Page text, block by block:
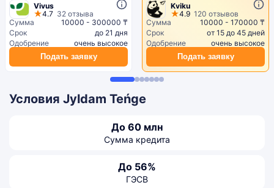
Vivus
4.7 32 отзыва
Сумма
10000 - 300000 ₸
Срок
до 21 дня
Одобрение
очень высокое
Подать заявку
Kviku
4.9 120 отзывов
Сумма
10000 - 170000 ₸
Срок
от 15 до 45 дней
Одобрение
очень высокое
Подать заявку
Условия Jyldam Teńge
До 60 млн
Сумма кредита
До 56%
ГЭСВ